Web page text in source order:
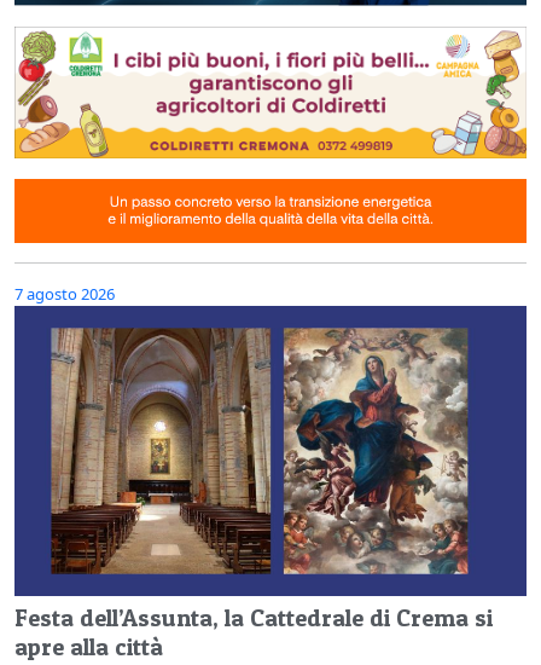
7 agosto 2026
Festa dell’Assunta, la Cattedrale di Crema si
apre alla città